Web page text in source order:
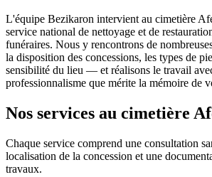
L'équipe Bezikaron intervient au cimetière
service national de nettoyage et de
funéraires. Nous y rencontrons de
la disposition des concessions, les types de
sensibilité du lieu — et réalisons le travail
professionnalisme que mérite la mémoire de
Nos services au cimetière
Chaque service comprend une consultation
localisation de la concession et une
travaux.